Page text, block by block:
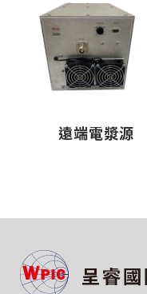
遠端電漿源
僅必需的